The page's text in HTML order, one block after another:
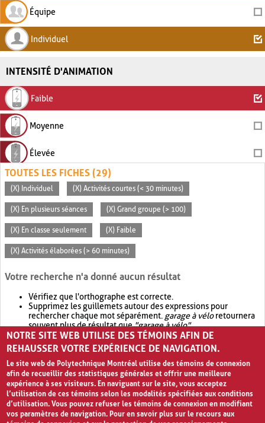
Équipe
Individuel
INTENSITÉ D'ANIMATION
Faible
Moyenne
Élevée
TOUTES LES FICHES (29)
(X) Individuel (X) Activités courtes (< 30 minutes)
(X) En plusieurs séances (X) Grand groupe (> 100)
(X) En classe seulement (X) Faible
(X) Activités élaborées (> 60 minutes)
Votre recherche n'a donné aucun résultat
Vérifiez que l'orthographe est correcte.
Supprimez les guillemets autour des expressions pour
rechercher chaque mot séparément. garage à véloretournera
souvent plus de résultat que"garage à vélo".
Envisagez d'élargir votre recherche avec OR.garage OR vélo
retournera souvent plus de résultat quegarage à vélo
NOTRE SITE WEB UTILISE DES TÉMOINS AFIN DE
REHAUSSER VOTRE EXPÉRIENCE DE NAVIGATION.
Le site web de Polytechnique Montréal utilise des témoins de connexion
afin de recueillir des statistiques générales et offrir une meilleure
expérience à ses visiteurs. En naviguant sur le site, vous acceptez
l’utilisation de ces témoins selon les modalités spécifiées aux conditions
d’utilisation. Vous pouvez refuser les témoins de connexion en modifiant
vos paramètres de navigation. Pour en savoir plus sur le recours aux